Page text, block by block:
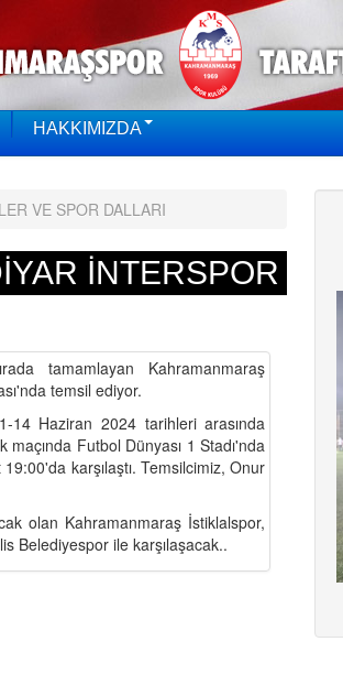
HAKKIMIZDA
VE SPOR DALLARI
İNTERSPOR
tamamlayan Kahramanmaraş
temsil ediyor.
14 Haziran 2024 tarihleri arasında
Futbol Dünyası 1 Stadı'nda
karşılaştı. Temsilcimiz, Onur
olan Kahramanmaraş İstiklalspor,
Belediyespor ile karşılaşacak..